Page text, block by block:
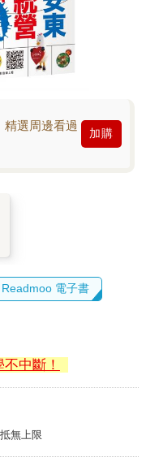
選周邊看過
加購
Readmoo 電子書
中斷！
無上限